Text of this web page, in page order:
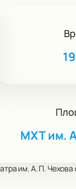
МХТ им.
им. А. П.